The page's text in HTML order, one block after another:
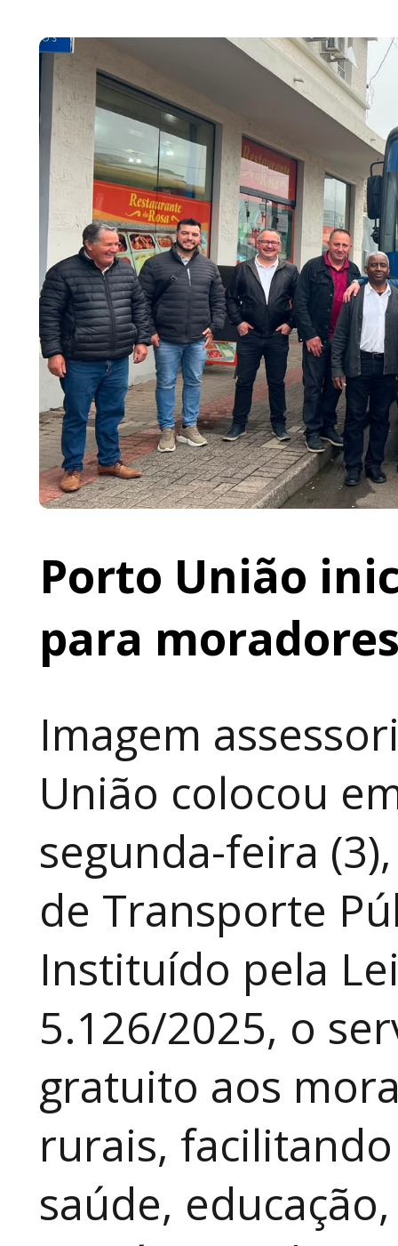
Porto União
para
Imagem
União colocou
segunda-feira
de Transporte
Instituído pela
5.126/2025, o
gratuito aos
rurais,
saúde,